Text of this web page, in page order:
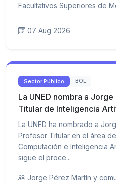
Facultativos Superiores de
07 Aug 2026
Sector Público BOE
La UNED nombra a
Titular de Inteligencia
La UNED ha nombrado a
Profesor Titular en el área
Computación e Inteligencia
sigue el proce...
Jorge Pérez Martín y